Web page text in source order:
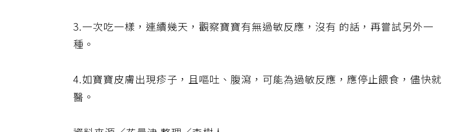
3.一次吃一樣，連續幾天，觀察寶寶有無過敏反應，沒有 的話，再嘗試另外一
種。
4.如寶寶皮膚出現疹子，且嘔吐、腹瀉，可能為過敏反應，應停止餵食，儘快就
醫。